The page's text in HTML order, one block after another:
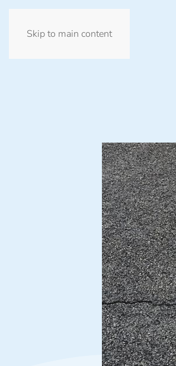
Skip to main content